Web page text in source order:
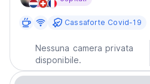
calm surroundings, comfort, and
distance... Cassaforte Covid-19
Nessuna camera privata
disponibile.